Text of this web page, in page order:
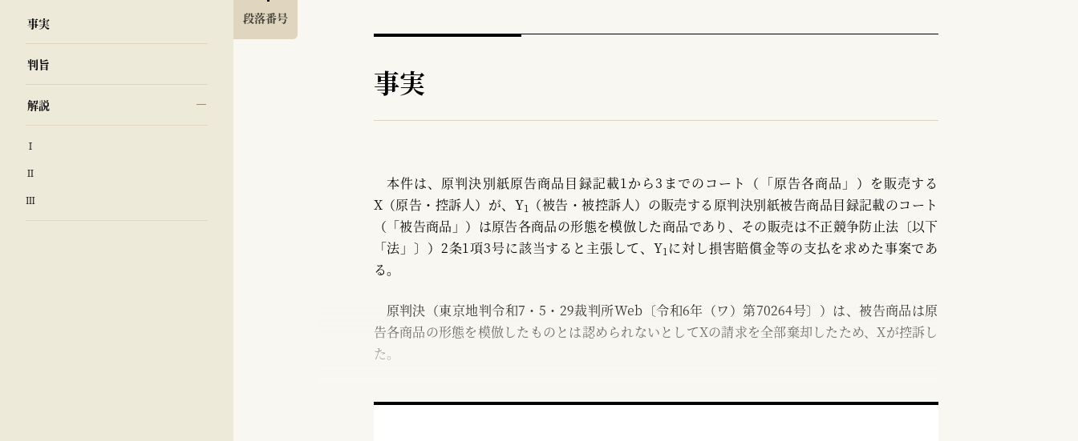
段落番号
事実
判旨
解説
Ⅰ
Ⅱ
Ⅲ
事実
本件は、原判決別紙原告商品目録記載1から3までのコート（「原告各商品」）を販売する
X（原告・控訴人）が、Y1
（被告・被控訴人）の販売する原判決別紙被告商品目録記載のコート
（「被告商品」）は原告各商品の形態を模倣した商品であり、その販売は不正競争防止法〔以下
「法」〕）2条1項3号に該当すると主張して、Y1 に対し損害賠償金等の支払を求めた事案であ
る。
原判決（東京地判令和7・5・29裁判所Web〔令和6年（ワ）第70264号〕）は、被告商品は原
告各商品の形態を模倣したものとは認められないとしてXの請求を全部棄却したため、Xが控訴し
た。